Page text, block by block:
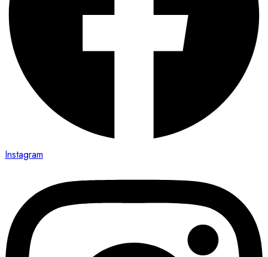
Instagram